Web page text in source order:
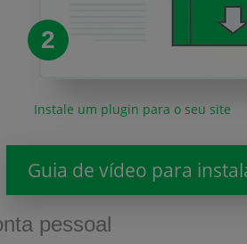
2
Instale um plugin para o seu site
Guia de vídeo para
pessoal